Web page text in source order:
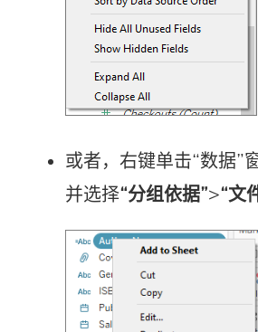
或者，右键单击“数据”
并选择“分组依据”>“文